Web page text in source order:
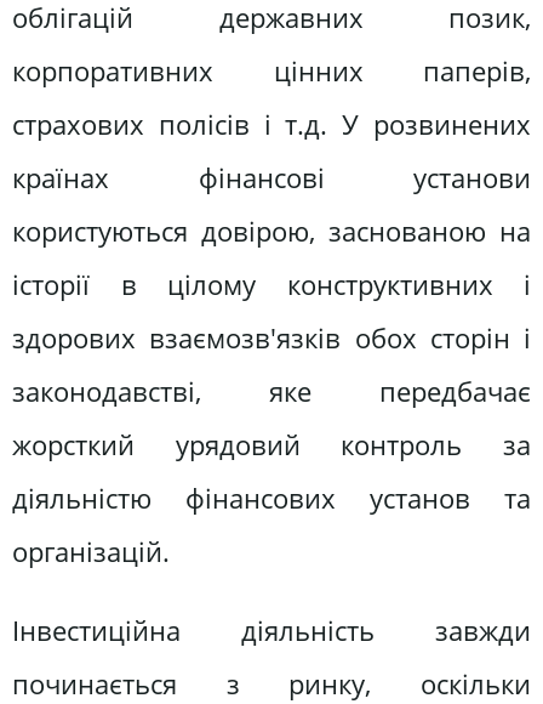
облігацій державних позик,
корпоративних цінних паперів,
страхових полісів і т.д. У розвинених
країнах фінансові установи
користуються довірою, заснованою на
історії в цілому конструктивних і
здорових взаємозв'язків обох сторін і
законодавстві, яке передбачає
жорсткий урядовий контроль за
діяльністю фінансових установ та
організацій.
Інвестиційна діяльність завжди
починається з ринку, оскільки